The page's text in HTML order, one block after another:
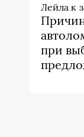
Лейла к
при